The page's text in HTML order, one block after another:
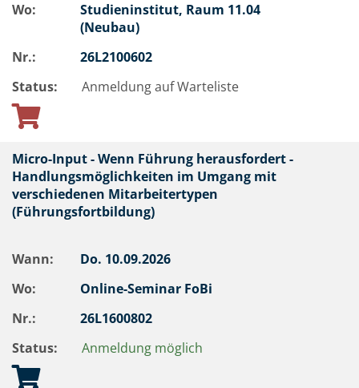
Wo:
Studieninstitut, Raum 11.04
(Neubau)
Nr.:
26L2100602
Status:
Anmeldung auf Warteliste
Micro-Input - Wenn Führung herausfordert -
Handlungsmöglichkeiten im Umgang mit
verschiedenen Mitarbeitertypen
(Führungsfortbildung)
Wann: Do. 10.09.2026
Wo:
Online-Seminar FoBi
Nr.:
26L1600802
Status:
Anmeldung möglich